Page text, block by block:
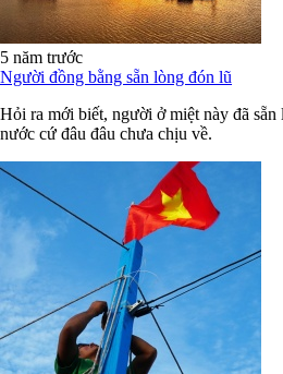
5 năm trước
Người đồng bằng sẵn lòng đón lũ
Hỏi ra mới biết, người ở miệt này đã
nước cứ đâu đâu chưa chịu về.